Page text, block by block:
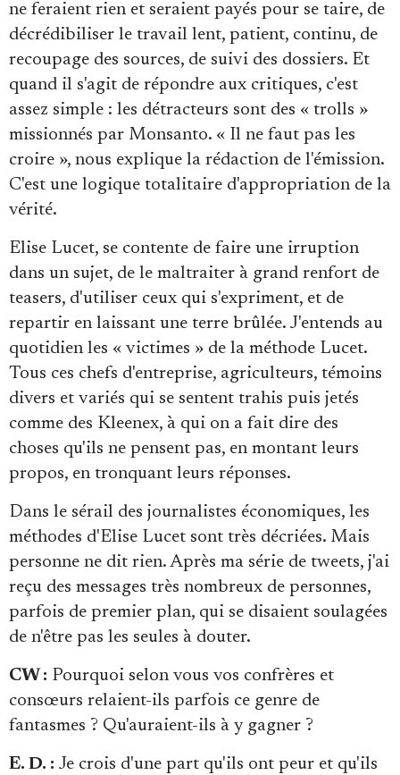
ne feraient rien et seraient payés pour se taire, de
décrédibiliser le travail lent, patient, continu, de
recoupage des sources, de suivi des dossiers. Et
quand il s'agit de répondre aux critiques, c'est
assez simple : les détracteurs sont des « trolls »
missionnés par Monsanto. « Il ne faut pas les
croire », nous explique la rédaction de l'émission.
C'est une logique totalitaire d'appropriation de la
vérité.
Elise Lucet, se contente de faire une irruption
dans un sujet, de le maltraiter à grand renfort de
teasers, d'utiliser ceux qui s'expriment, et de
repartir en laissant une terre brûlée. J'entends au
quotidien les « victimes » de la méthode Lucet.
Tous ces chefs d'entreprise, agriculteurs, témoins
divers et variés qui se sentent trahis puis jetés
comme des Kleenex, à qui on a fait dire des
choses qu'ils ne pensent pas, en montant leurs
propos, en tronquant leurs réponses.
Dans le sérail des journalistes économiques, les
méthodes d'Elise Lucet sont très décriées. Mais
personne ne dit rien. Après ma série de tweets, j'ai
reçu des messages très nombreux de personnes,
parfois de premier plan, qui se disaient soulagées
de n'être pas les seules à douter.
CW : Pourquoi selon vous vos confrères et
consœurs relaient-ils parfois ce genre de
fantasmes ? Qu'auraient-ils à y gagner ?
E. D. : Je crois d'une part qu'ils ont peur et qu'ils